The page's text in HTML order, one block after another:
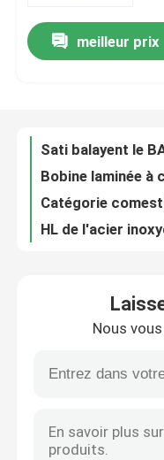
Au sujet de nous
Contrôle de qualité
Contact USA
Demandez une
feuille inoxydable
meilleur prix
Nous